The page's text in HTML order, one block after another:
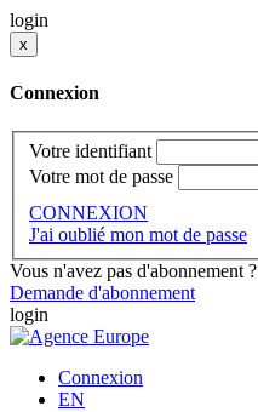
login
x
Connexion
Votre identifiant
Votre mot de passe
CONNEXION
J'ai oublié mon mot de passe
Vous n'avez pas d'abonnement ?
Demande d'abonnement
login
Connexion
EN